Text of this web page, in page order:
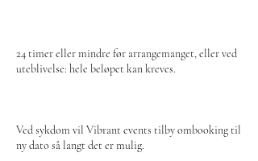
24 timer eller mindre før arrangemanget, eller ved
uteblivelse: hele beløpet kan kreves.
Ved sykdom vil Vibrant events tilby ombooking til
ny dato så langt det er mulig.